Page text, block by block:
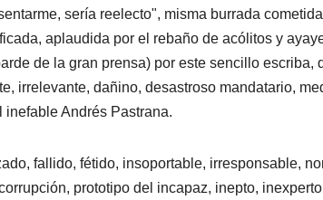
sería reelecto", misma burrada
aplaudida por el rebaño de acólitos y
de la gran prensa) por este sencillo escriba,
irrelevante, dañino, desastroso mandatario,
inefable Andrés Pastrana.
fallido, fétido, insoportable, irresponsable,
prototipo del incapaz, inepto,